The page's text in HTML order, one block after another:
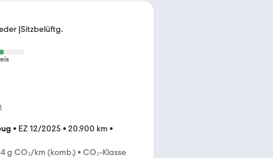
|Sitzbelüftg.
• EZ 12/2025 • 20.900 km •
g CO₂/km (komb.) • CO₂-Klasse